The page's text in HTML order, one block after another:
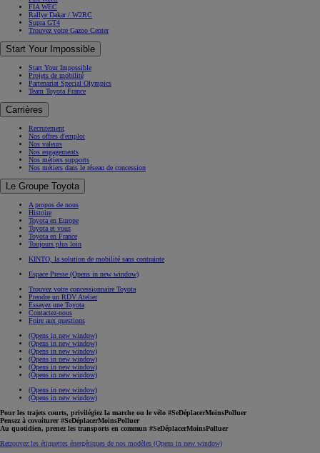
FIA WEC
Rallye Dakar / W2RC
Supra GT4
Trouvez votre Gazoo Center
Start Your Impossible
Start Your Impossible
Projets de mobilité
Partenariat Special Olympics
Team Toyota France
Carrières
Recrutement
Nos offres d'emploi
Nos valeurs
Nos engagements
Nos métiers supports
Nos métiers dans le réseau de concession
Le Groupe Toyota
A propos de nous
Histoire
Toyota en Europe
Toyota et vous
Toyota en France
Toujours plus loin
KINTO, la solution de mobilité sans contrainte
Espace Presse (Opens in new window)
Trouvez votre concessionnaire Toyota
Prendre un RDV Atelier
Essayez une Toyota
Contactez-nous
Foire aux questions
(Opens in new window)
(Opens in new window)
(Opens in new window)
(Opens in new window)
(Opens in new window)
(Opens in new window)
(Opens in new window)
(Opens in new window)
Pour les trajets courts, privilégiez la marche ou le vélo #SeDéplacerMoinsPolluer
Pensez à covoiturer #SeDéplacerMoinsPolluer
Au quotidien, prenez les transports en commun #SeDéplacerMoinsPolluer
Retrouvez les étiquettes énergétiques de nos modèles (Opens in new window)